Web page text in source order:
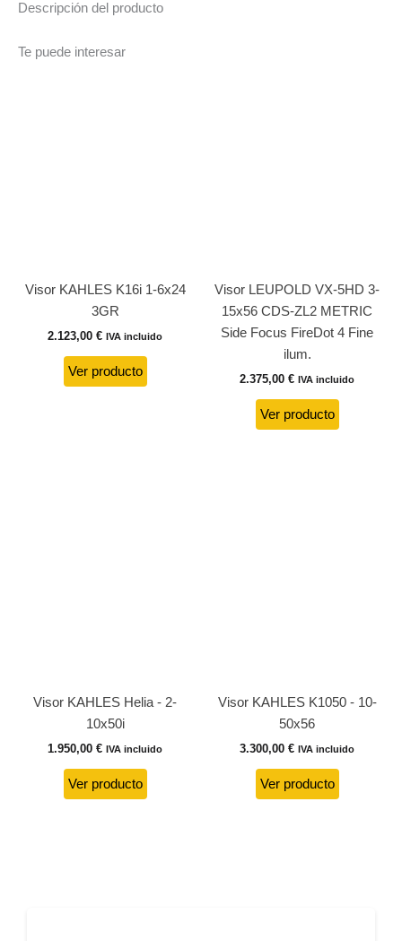
Descripción del producto
Te puede interesar
Visor KAHLES K16i 1-6x24
3GR
2.123,00 € IVA incluido
Ver producto
Visor LEUPOLD VX-5HD 3-
15x56 CDS-ZL2 METRIC
Side Focus FireDot 4 Fine
ilum.
2.375,00 € IVA incluido
Ver producto
Visor KAHLES Helia - 2-
10x50i
1.950,00 € IVA incluido
Ver producto
Visor KAHLES K1050 - 10-
50x56
3.300,00 € IVA incluido
Ver producto